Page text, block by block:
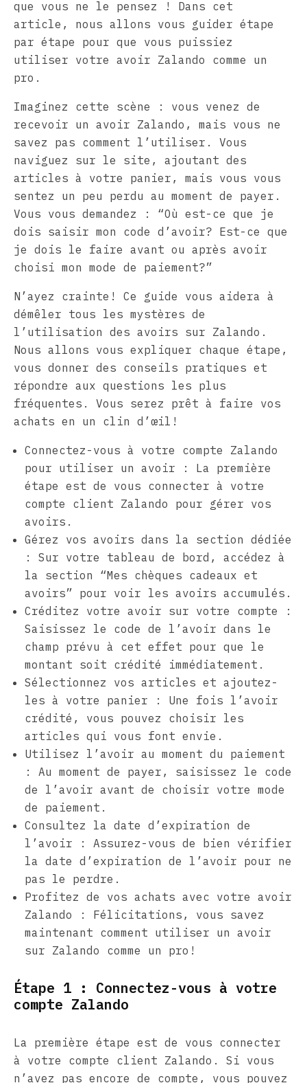
que vous ne le pensez ! Dans cet
article, nous allons vous guider étape
par étape pour que vous puissiez
utiliser votre avoir Zalando comme un
pro.
Imaginez cette scène : vous venez de
recevoir un avoir Zalando, mais vous ne
savez pas comment l’utiliser. Vous
naviguez sur le site, ajoutant des
articles à votre panier, mais vous vous
sentez un peu perdu au moment de payer.
Vous vous demandez : “Où est-ce que je
dois saisir mon code d’avoir? Est-ce que
je dois le faire avant ou après avoir
choisi mon mode de paiement?”
N’ayez crainte! Ce guide vous aidera à
démêler tous les mystères de
l’utilisation des avoirs sur Zalando.
Nous allons vous expliquer chaque étape,
vous donner des conseils pratiques et
répondre aux questions les plus
fréquentes. Vous serez prêt à faire vos
achats en un clin d’œil!
Connectez-vous à votre compte Zalando
pour utiliser un avoir : La première
étape est de vous connecter à votre
compte client Zalando pour gérer vos
avoirs.
Gérez vos avoirs dans la section dédiée
: Sur votre tableau de bord, accédez à
la section “Mes chèques cadeaux et
avoirs” pour voir les avoirs accumulés.
Créditez votre avoir sur votre compte :
Saisissez le code de l’avoir dans le
champ prévu à cet effet pour que le
montant soit crédité immédiatement.
Sélectionnez vos articles et ajoutez-
les à votre panier : Une fois l’avoir
crédité, vous pouvez choisir les
articles qui vous font envie.
Utilisez l’avoir au moment du paiement
: Au moment de payer, saisissez le code
de l’avoir avant de choisir votre mode
de paiement.
Consultez la date d’expiration de
l’avoir : Assurez-vous de bien vérifier
la date d’expiration de l’avoir pour ne
pas le perdre.
Profitez de vos achats avec votre avoir
Zalando : Félicitations, vous savez
maintenant comment utiliser un avoir
sur Zalando comme un pro!
Étape 1 : Connectez-vous à votre
compte Zalando
La première étape est de vous connecter
à votre compte client Zalando. Si vous
n’avez pas encore de compte, vous pouvez